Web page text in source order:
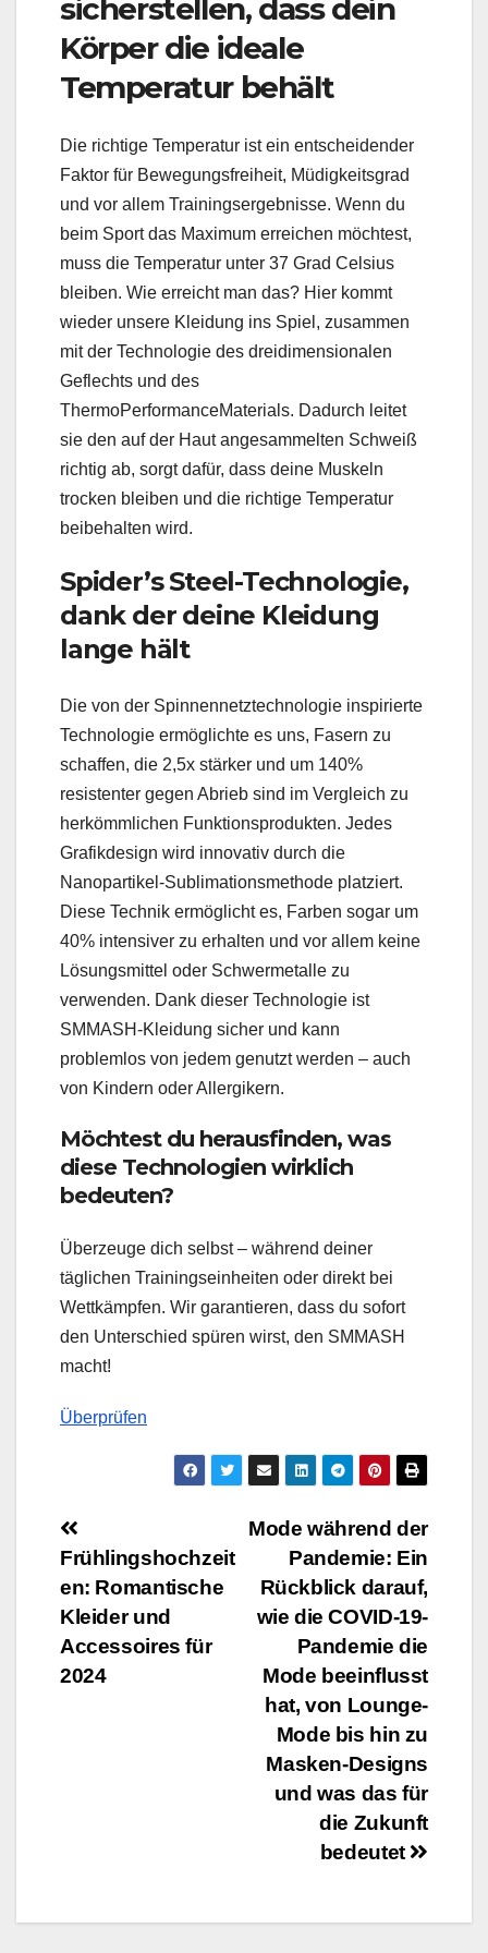
sicherstellen, dass dein
Körper die ideale
Temperatur behält
Die richtige Temperatur ist ein entscheidender
Faktor für Bewegungsfreiheit, Müdigkeitsgrad
und vor allem Trainingsergebnisse. Wenn du
beim Sport das Maximum erreichen möchtest,
muss die Temperatur unter 37 Grad Celsius
bleiben. Wie erreicht man das? Hier kommt
wieder unsere Kleidung ins Spiel, zusammen
mit der Technologie des dreidimensionalen
Geflechts und des
ThermoPerformanceMaterials. Dadurch leitet
sie den auf der Haut angesammelten Schweiß
richtig ab, sorgt dafür, dass deine Muskeln
trocken bleiben und die richtige Temperatur
beibehalten wird.
Spider’s Steel-Technologie,
dank der deine Kleidung
lange hält
Die von der Spinnennetztechnologie inspirierte
Technologie ermöglichte es uns, Fasern zu
schaffen, die 2,5x stärker und um 140%
resistenter gegen Abrieb sind im Vergleich zu
herkömmlichen Funktionsprodukten. Jedes
Grafikdesign wird innovativ durch die
Nanopartikel-Sublimationsmethode platziert.
Diese Technik ermöglicht es, Farben sogar um
40% intensiver zu erhalten und vor allem keine
Lösungsmittel oder Schwermetalle zu
verwenden. Dank dieser Technologie ist
SMMASH-Kleidung sicher und kann
problemlos von jedem genutzt werden – auch
von Kindern oder Allergikern.
Möchtest du herausfinden, was
diese Technologien wirklich
bedeuten?
Überzeuge dich selbst – während deiner
täglichen Trainingseinheiten oder direkt bei
Wettkämpfen. Wir garantieren, dass du sofort
den Unterschied spüren wirst, den SMMASH
macht!
Überprüfen
Beitragsnavigation
Mode während der
Pandemie: Ein
Rückblick darauf,
wie die COVID-19-
Pandemie die
Mode beeinflusst
hat, von Lounge-
Mode bis hin zu
Masken-Designs
und was das für
die Zukunft
bedeutet
Frühlingshochzeit
en: Romantische
Kleider und
Accessoires für
2024